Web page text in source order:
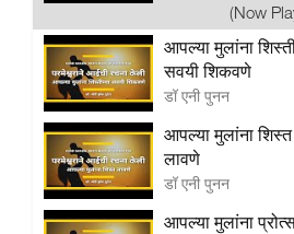
(Now
आपल्या मुलांना
सवयी शिकवणे
डॉ एनी पुनन
आपल्या मुलांना शिस्त
लावणे
डॉ एनी पुनन
आपल्या मुलांना